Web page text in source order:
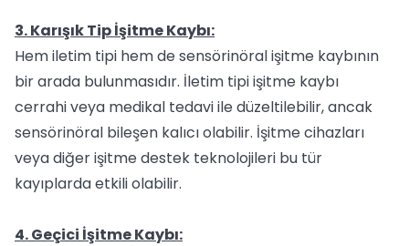
3. Karışık Tip İşitme Kaybı:
Hem iletim tipi hem de sensörinöral işitme kaybının
bir arada bulunmasıdır. İletim tipi işitme kaybı
cerrahi veya medikal tedavi ile düzeltilebilir, ancak
sensörinöral bileşen kalıcı olabilir. İşitme cihazları
veya diğer işitme destek teknolojileri bu tür
kayıplarda etkili olabilir.
4. Geçici İşitme Kaybı: